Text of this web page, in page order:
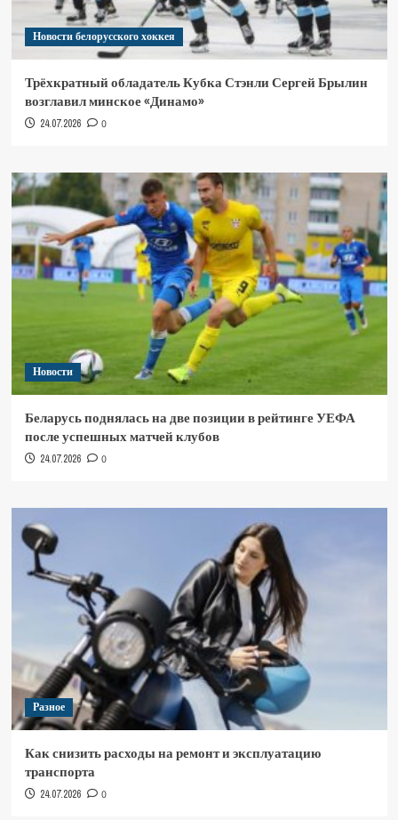
Новости белорусского хоккея
Трёхкратный обладатель Кубка Стэнли Сергей Брылин
возглавил минское «Динамо»
24.07.2026 0
Новости
Беларусь поднялась на две позиции в рейтинге УЕФА
после успешных матчей клубов
24.07.2026 0
Разное
Как снизить расходы на ремонт и эксплуатацию
транспорта
24.07.2026 0